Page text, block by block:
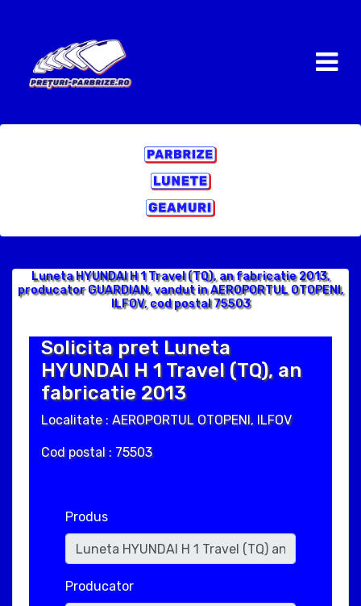
Luneta HYUNDAI H 1 Travel (TQ), an fabricatie 2013,
producator GUARDIAN, vandut in AEROPORTUL OTOPENI,
ILFOV, cod postal 75503
Solicita pret Luneta
HYUNDAI H 1 Travel (TQ), an
fabricatie 2013
Localitate : AEROPORTUL OTOPENI, ILFOV
Cod postal : 75503
Produs
Producator